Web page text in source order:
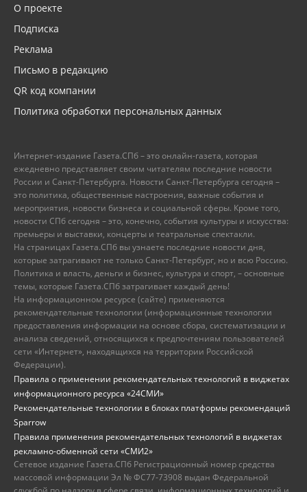
О проекте
Подписка
Реклама
Письмо в редакцию
QR код компании
Политика обработки персональных данных
Интернет-издание Газета.СПб – это онлайн-газета, которая
ежедневно представляет своим читателям последние новости
России и Санкт-Петербурга. Новости Санкт-Петербурга сегодня –
это политика, общественные настроения, важные события и
мероприятия, новости бизнеса и социальной сферы. Кроме того,
новости СПб сегодня – это, конечно, события культуры и искусства:
премьеры и выставки, концерты и театральные спектакли.
На страницах Газета.СПб вы узнаете последние новости дня,
которые затрагивают не только Санкт-Петербург, но и всю Россию.
Политика и власть, деньги и бизнес, культура и спорт, – основные
темы, которые Газета.СПб затрагивает каждый день!
На информационном ресурсе (сайте) применяются
рекомендательные технологии (информационные технологии
предоставления информации на основе сбора, систематизации и
анализа сведений, относящихся к предпочтениям пользователей
сети «Интернет», находящихся на территории Российской
Федерации).
Правила о применении рекомендательных технологий в виджетах
информационного ресурса «24СМИ»
Рекомендательные технологии в блоках платформы рекомендаций
Sparrow
Правила применения рекомендательных технологий в виджетах
рекламно-обменной сети «СМИ2»
Сетевое издание Газета.СПб Регистрационный номер средства
массовой информации Эл № ФС77-73908 выдан Федеральной